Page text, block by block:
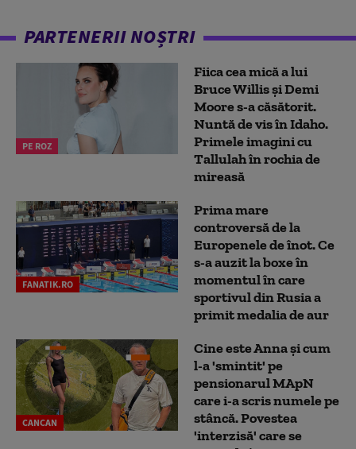
PARTENERII NOȘTRI
PE ROZ
Fiica cea mică a lui
Bruce Willis și Demi
Moore s-a căsătorit.
Nuntă de vis în Idaho.
Primele imagini cu
Tallulah în rochia de
mireasă
FANATIK.RO
Prima mare
controversă de la
Europenele de înot. Ce
s-a auzit la boxe în
momentul în care
sportivul din Rusia a
primit medalia de aur
CANCAN
Cine este Anna și cum
l-a 'smintit' pe
pensionarul MApN
care i-a scris numele pe
stâncă. Povestea
'interzisă' care se